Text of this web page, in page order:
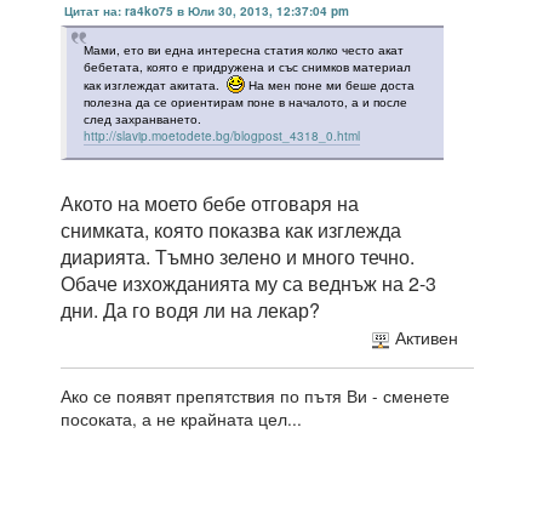
Цитат на: ra4ko75 в Юли 30, 2013, 12:37:04 pm
Мами, ето ви една интересна статия колко често акат
бебетата, която е придружена и със снимков материал
как изглеждат акитата.
На мен поне ми беше доста
полезна да се ориентирам поне в началото, а и после
след захранването.
http://slavip.moetodete.bg/blogpost_4318_0.html
Акото на моето бебе отговаря на
снимката, която показва как изглежда
диарията. Тъмно зелено и много течно.
Обаче изхожданията му са веднъж на 2-3
дни. Да го водя ли на лекар?
Активен
Ако се появят препятствия по пътя Ви - сменете
посоката, а не крайната цел...